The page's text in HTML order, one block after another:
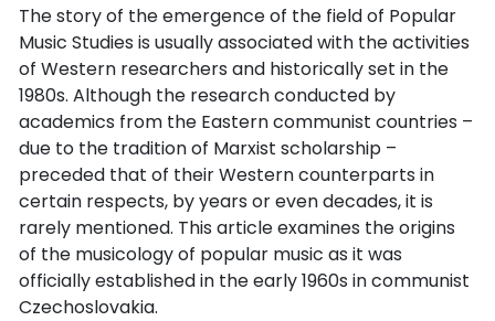
The story of the emergence of the field of Popular
Music Studies is usually associated with the activities
of Western researchers and historically set in the
1980s. Although the research conducted by
academics from the Eastern communist countries –
due to the tradition of Marxist scholarship –
preceded that of their Western counterparts in
certain respects, by years or even decades, it is
rarely mentioned. This article examines the origins
of the musicology of popular music as it was
officially established in the early 1960s in communist
Czechoslovakia.